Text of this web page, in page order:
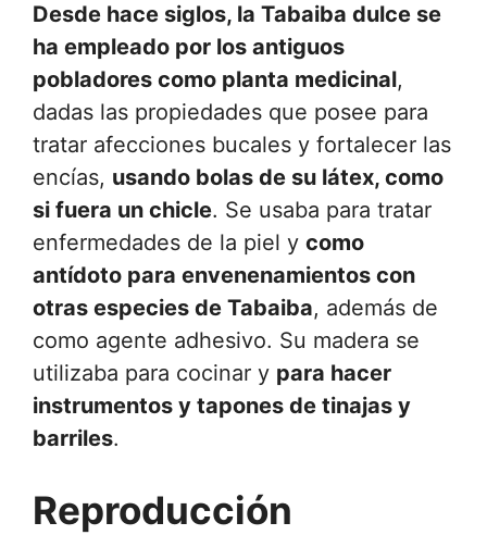
Desde hace siglos, la Tabaiba dulce se
ha empleado por los antiguos
pobladores como planta medicinal,
dadas las propiedades que posee para
tratar afecciones bucales y fortalecer las
encías, usando bolas de su látex, como
si fuera un chicle. Se usaba para tratar
enfermedades de la piel y como
antídoto para envenenamientos con
otras especies de Tabaiba, además de
como agente adhesivo. Su madera se
utilizaba para cocinar y para hacer
instrumentos y tapones de tinajas y
barriles.
Reproducción